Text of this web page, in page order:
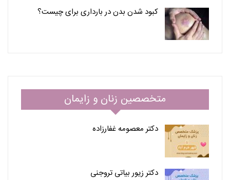
کبود شدن بدن در بارداری برای چیست؟
متخصصین زنان و زایمان
دکتر معصومه غفارزاده
دکتر زیور بیاتی تروجنی